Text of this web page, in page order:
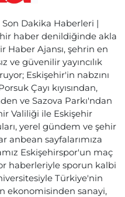
Dakika Haberleri |
haber denildiğinde akla
Haber Ajansı, şehrin en
ve güvenilir yayıncılık
Eskişehir'in nabzını
Çayı kıyısından,
ve Sazova Parkı'ndan
Valiliği ile Eskişehir
yerel gündem ve şehir
anbean sayfalarımıza
Eskişehirspor'un maç
haberleriyle sporun kalbi
Türkiye'nin
ekonomisinden sanayi,